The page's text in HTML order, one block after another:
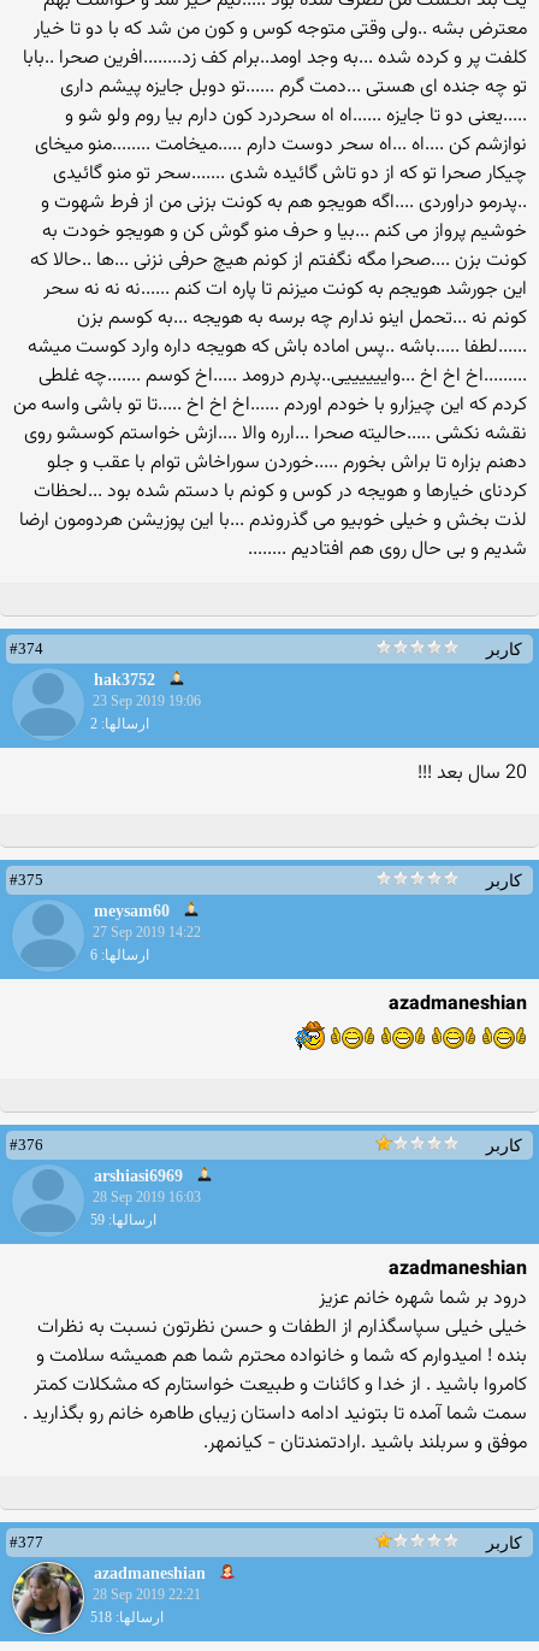
معترض بشه ..ولی وقتی متوجه کوس و کون من شد که با دو تا خیار
کلفت پر و کرده شده ...به وجد اومد..برام کف زد........افرین صحرا ..بابا
تو چه جنده ای هستی ...دمت گرم ......تو دوبل جایزه پیشم داری
.....یعنی دو تا جایزه ......اه اه سحردرد کون دارم بیا روم ولو شو و
نوازشم کن ....اه ...اه سحر دوست دارم .....میخامت ........منو میخای
چیکار صحرا تو که از دو تاش گائیده شدی .......سحر تو منو گائیدی
..پدرمو دراوردی ....اگه هویجو هم به کونت بزنی من از فرط شهوت و
خوشیم پرواز می کنم ...بیا و حرف منو گوش کن و هویجو خودت به
کونت بزن ....صحرا مگه نگفتم از کونم هیچ حرفی نزنی ...ها ..حالا که
این جورشد هویجم به کونت میزنم تا پاره ات کنم ......نه نه نه سحر
کونم نه ...تحمل اینو ندارم چه برسه به هویجه ...به کوسم بزن
......لطفا .....باشه ..پس اماده باش که هویجه داره وارد کوست میشه
.........اخ اخ اخ ...واییییییی..پدرم درومد .....اخ کوسم .......چه غلطی
کردم که این چیزارو با خودم اوردم ......اخ اخ اخ .....تا تو باشی واسه من
نقشه نکشی .....حالیته صحرا ...ارره والا ....ازش خواستم کوسشو روی
دهنم بزاره تا براش بخورم .....خوردن سوراخاش توام با عقب و جلو
کردنای خیارها و هویجه در کوس و کونم با دستم شده بود ...لحظات
لذت بخش و خیلی خوبیو می گذروندم ...با این پوزیشن هردومون ارضا
شدیم و بی حال روی هم افتادیم ........
کاربر
#374
hak3752
23 Sep 2019 19:06
ارسالها: 2
20 سال بعد !!!
کاربر
#375
meysam60
27 Sep 2019 14:22
ارسالها: 6
azadmaneshian
کاربر
#376
arshiasi6969
28 Sep 2019 16:03
ارسالها: 59
azadmaneshian
درود بر شما شهره خانم عزیز
خیلی خیلی سپاسگذارم از الطفات و حسن نظرتون نسبت به نظرات
بنده ! امیدوارم که شما و خانواده محترم شما هم همیشه سلامت و
کامروا باشید . از خدا و کائنات و طبیعت خواستارم که مشکلات کمتر
سمت شما آمده تا بتونید ادامه داستان زیبای طاهره خانم رو بگذارید .
موفق و سربلند باشید .ارادتمندتان - کیانمهر.
کاربر
#377
azadmaneshian
28 Sep 2019 22:21
ارسالها: 518